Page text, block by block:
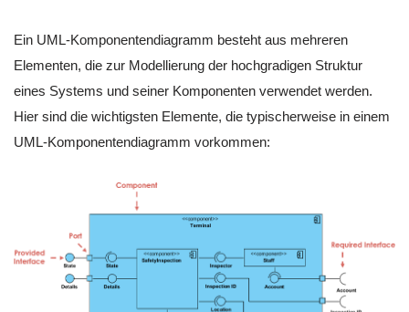
Ein UML-Komponentendiagramm besteht aus mehreren
Elementen, die zur Modellierung der hochgradigen Struktur
eines Systems und seiner Komponenten verwendet werden.
Hier sind die wichtigsten Elemente, die typischerweise in einem
UML-Komponentendiagramm vorkommen: